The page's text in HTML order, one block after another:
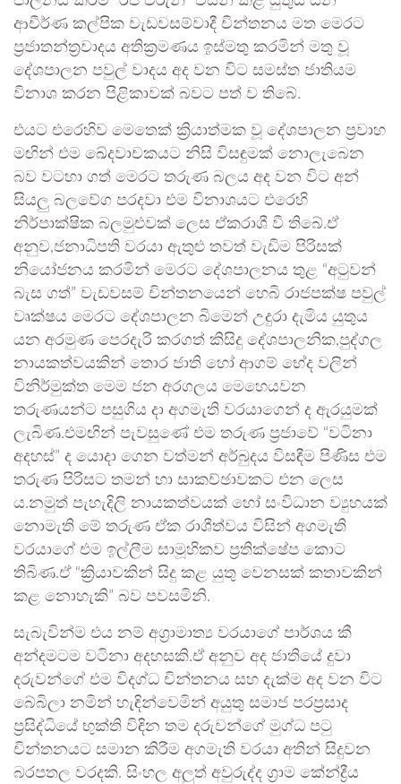
ආචීර්ණ කල්පික වැඩවසම්වාදී චින්තනය මත මෙරට
ප්‍රජාතන්ත්‍රවාදය අතික්‍රමණය ඉස්මතු කරමින් මතු වූ
දේශපාලන පවුල් වාදය අද වන විට සමස්ත ජාතියම
විනාශ කරන පිළිකාවක් බවට පත් ව තිබේ.
එයට එරෙහිව මෙතෙක් ක්‍රියාත්මක වූ දේශපාලන ප්‍රවාහ
මඟින් එම ඛේදවාචකයට නිසි විසඳුමක් නොලැබෙන
බව වටහා ගත් මෙරට තරුණ බලය අද වන විට අන්
සියලු බලවේග පරදවා එම විනාශයට එරෙහි
නිර්පාක්ෂික බලමුළුවක් ලෙස ඒකරාශී වී තිබේ.ඒ
අනුව,ජනාධිපති වරයා ඇතුළු තවත් වැඩිම පිරිසක්
නියෝජනය කරමින් මෙරට දේශපාලනය තුළ “අටුවන්
බැස ගත්” වැඩවසම් චින්තනයෙන් හෙබි රාජපක්ෂ පවුල්
වෘක්ෂය මෙරට දේශපාලන බිමෙන් උදුරා දැමිය යුතුය
යන අරමුණ පෙරදැරි කරගත් කිසිදු දේශපාලනික,පුද්ගල
නායකත්වයකින් තොර ජාති හෝ ආගම් භේද වලින්
විනිර්මුක්ත මෙම ජන අරගලය මෙහෙයවන
තරුණයන්ට පසුගිය දා අගමැති වරයාගෙන් ද ඇරයුමක්
ලැබිණ.එමඟින් පැවසුණේ එම තරුණ ප්‍රජාවේ “වටිනා
අදහස්” ද යොදා ගෙන වත්මන් අර්බුදය විසඳීම පිණිස එම
තරුණ පිරිසට තමන් හා සාකච්ඡාවකට එන ලෙස
ය.නමුත් පැහැදිලි නායකත්වයක් හෝ සංවිධාන ව්‍යුහයක්
නොමැති මේ තරුණ ඒක රාශීත්වය විසින් අගමැති
වරයාගේ එම ඉල්ලීම සාමූහිකව ප්‍රතික්ෂේප කොට
තිබිණ.ඒ “ක්‍රියාවකින් සිදු කළ යුතු වෙනසක් කතාවකින්
කළ නොහැකි” බව පවසමිනි.
සැබැවින්ම එය නම් අග්‍රාමාත්‍ය වරයාගේ පාර්ශය කී
අන්දමටම වටිනා අදහසකි.ඒ අනුව අද ජාතියේ දුවා
දරුවන්ගේ එම විදග්ධ චින්තනය සහ දැක්ම අද වන විට
බේබිලා නමින් හැඳින්වෙමින් අයුතු සමාජ පරප්‍රසාද
ප්‍රසිද්ධියේ භුක්ති විඳින තම දරුවන්ගේ මුග්ධ පටු
චින්තනයට සමාන කිරීම අගමැති වරයා අතින් සිදුවන
බරපතල වරදකි. සිංහල අලුත් අවුරුද්ද ග්‍රාම කේන්ද්‍රීය